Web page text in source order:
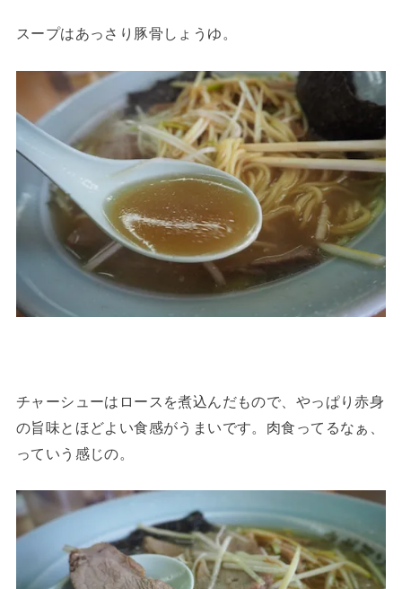
スープはあっさり豚骨しょうゆ。
チャーシューはロースを煮込んだもので、やっぱり赤身
の旨味とほどよい食感がうまいです。肉食ってるなぁ、
っていう感じの。